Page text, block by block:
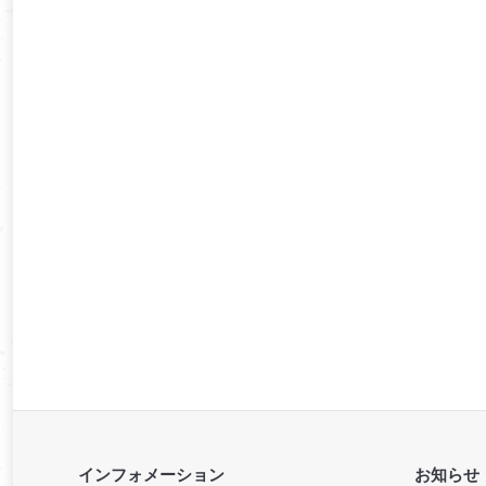
インフォメーション お知らせ